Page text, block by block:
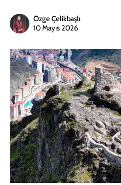
Özge Çelikbaşlı
10 Mayıs 2026